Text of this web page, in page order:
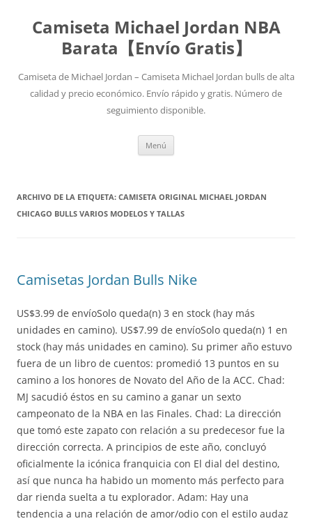
Camiseta Michael Jordan NBA
Barata【Envío Gratis】
Camiseta de Michael Jordan – Camiseta Michael Jordan bulls de alta
calidad y precio económico. Envío rápido y gratis. Número de
seguimiento disponible.
Menú
ARCHIVO DE LA ETIQUETA: CAMISETA ORIGINAL MICHAEL JORDAN
CHICAGO BULLS VARIOS MODELOS Y TALLAS
Camisetas Jordan Bulls Nike
US$3.99 de envíoSolo queda(n) 3 en stock (hay más
unidades en camino). US$7.99 de envíoSolo queda(n) 1 en
stock (hay más unidades en camino). Su primer año estuvo
fuera de un libro de cuentos: promedió 13 puntos en su
camino a los honores de Novato del Año de la ACC. Chad:
MJ sacudió éstos en su camino a ganar un sexto
campeonato de la NBA en las Finales. Chad: La dirección
que tomó este zapato con relación a su predecesor fue la
dirección correcta. A principios de este año, concluyó
oficialmente la icónica franquicia con El dial del destino,
así que nunca ha habido un momento más perfecto para
dar rienda suelta a tu explorador. Adam: Hay una
tendencia a una relación de amor/odio con el estilo audaz